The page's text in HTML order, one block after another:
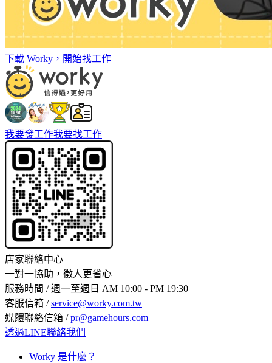
下載 Worky，開始找工作
我要發工作我要找工作
店家聯絡中心
一對一協助，徵人更省心
服務時間 / 週一至週日 AM 10:00 - PM 19:30
客服信箱 /service@worky.com.tw
媒體聯絡信箱 /pr@gamehours.com
透過LINE聯絡我們
Worky 是什麼？